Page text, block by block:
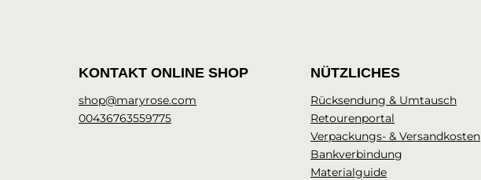
KONTAKT ONLINE SHOP
shop@maryrose.com
00436763559775
NÜTZLICHES
Rücksendung & Umtausch
Retourenportal
Verpackungs- & Versandkosten
Bankverbindung
Materialguide